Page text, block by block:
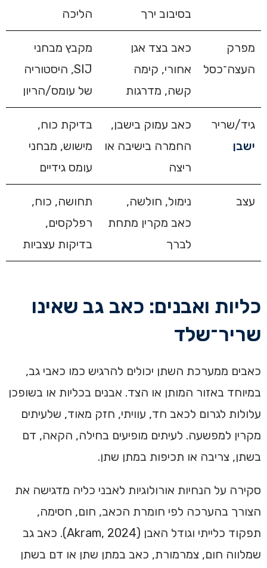
בסיבוב ירך
הליכה
מפרק
העצה־כסל
כאב בצד אגן
אחורי, קימה
קשה, מדרגות
מקבץ מבחני
SIJ, היסטוריה
של עומס/הריון
גיד/שריר
ישבן
כאב עמוק בישבן,
החמרה בישיבה או
ריצה
בדיקת כוח,
מישוש, מבחני
עומס גידיים
עצב
נימול, חולשה,
כאב מקרין מתחת
לברך
תחושה, כוח,
רפלקסים,
בדיקות עצביות
כליות ואבנים: כאב גב שאינו
שריר־שלד
כאבים ממערכת השתן יכולים להרגיש כמו כאבי גב,
במיוחד באזור המותן או הצד. אבנים בכליות או בשופכן
עלולות לגרום לכאב חד, עוויתי, חזק מאוד, שלעיתים
מקרין למפשעה. לעיתים מופיעים בחילה, הקאה, דם
בשתן, צריבה או תכיפות במתן שתן.
סקירה על הנחיות אורולוגיות לאבני כליה מדגישה את
הצורך בהערכה לפי חומרת הכאב, חום, חסימה,
תפקוד כלייתי וגודל האבן (Akram, 2024). כאב גב
שמלווה חום, צמרמורת, כאב במתן שתן או דם בשתן